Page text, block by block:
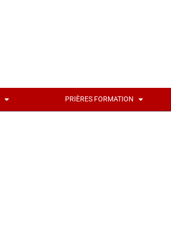
PRIÈRES FORMATION